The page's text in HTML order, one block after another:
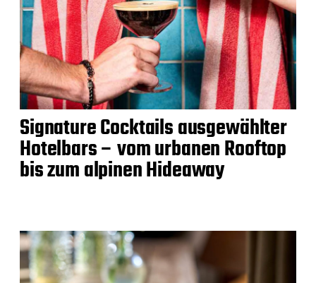
Signature Cocktails ausgewählter
Hotelbars – vom urbanen Rooftop
bis zum alpinen Hideaway